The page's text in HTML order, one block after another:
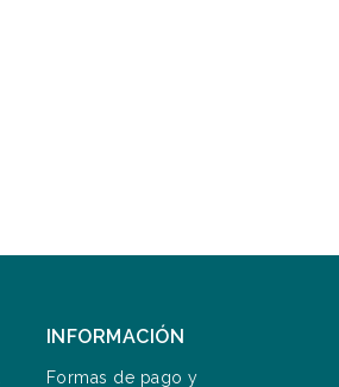
INFORMACIÓN
Formas de pago y